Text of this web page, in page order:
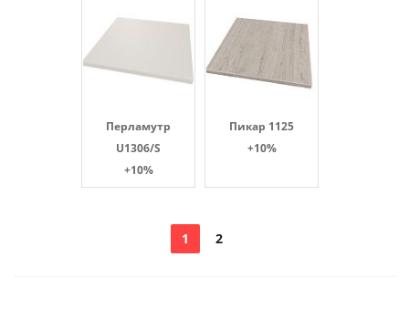
Перламутр
U1306/S
+10%
Пикар 1125
+10%
1 2